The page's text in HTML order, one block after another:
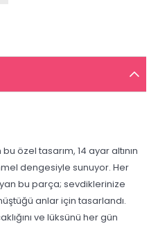
bu özel tasarım, 14 ayar altının
dengesiyle sunuyor. Her
bu parça; sevdiklerinize
anlar için tasarlandı.
ve lüksünü her gün